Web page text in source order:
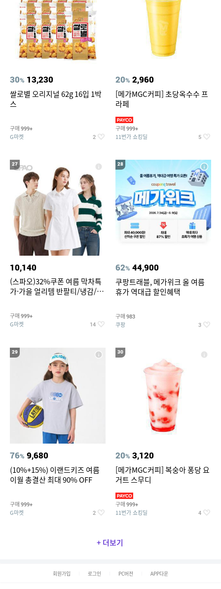
30% 13,230
쌀로별 오리지널 62g 16입 1박
스
구매 999+
G마켓 2
20% 2,960
[메가MGC커피] 초당옥수수 프
라페
구매 999+
11번가 쇼킹딜 5
27
10,140
(스파오)32%쿠폰 여름 막차특
가·가을 얼리템 반팔티/냉감/반
건 외 ~74%OFF
구매 999+
G마켓 14
28
62% 44,900
쿠팡트래블, 메가위크 올 여름
휴가 역대급 할인혜택
구매 983
쿠팡 3
29
76% 9,680
(10%+15%) 이랜드키즈 여름
이월 총결산 최대 90% OFF
구매 999+
G마켓 2
30
20% 3,120
[메가MGC커피] 복숭아 퐁당 요
거트 스무디
구매 999+
11번가 쇼킹딜 4
+ 더보기
회원가입 로그인 PC버전 APP다운